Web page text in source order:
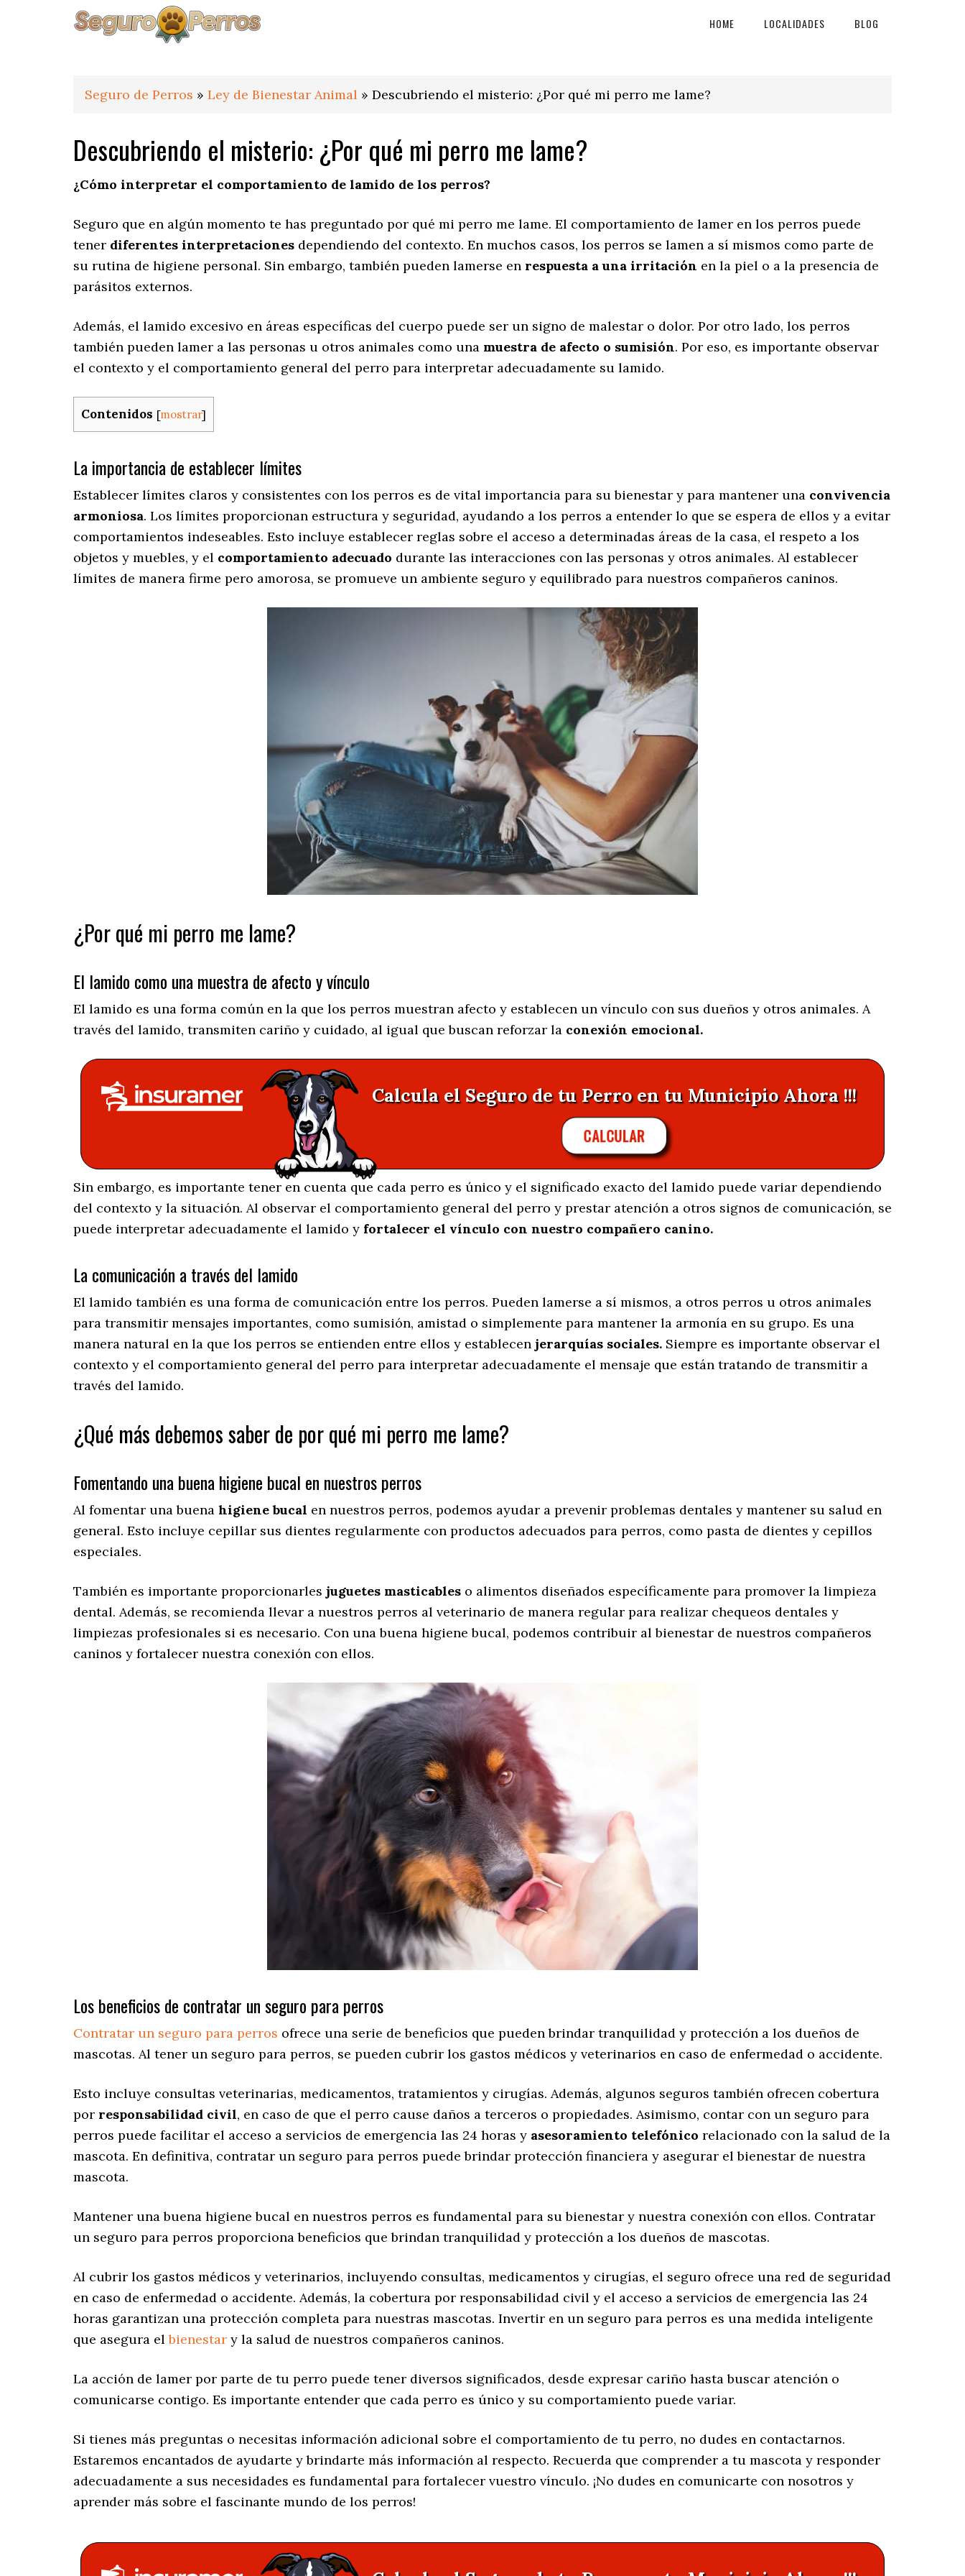
HOME LOCALIDADES BLOG
Seguro de Perros » Ley de Bienestar Animal » Descubriendo el misterio: ¿Por qué mi perro me lame?
Descubriendo el misterio: ¿Por qué mi perro me lame?
¿Cómo interpretar el comportamiento de lamido de los perros?
Seguro que en algún momento te has preguntado por qué mi perro me lame. El comportamiento de lamer en los perros puede
tener diferentes interpretaciones dependiendo del contexto. En muchos casos, los perros se lamen a sí mismos como parte de
su rutina de higiene personal. Sin embargo, también pueden lamerse en respuesta a una irritación en la piel o a la presencia de
parásitos externos.
Además, el lamido excesivo en áreas específicas del cuerpo puede ser un signo de malestar o dolor. Por otro lado, los perros
también pueden lamer a las personas u otros animales como una muestra de afecto o sumisión. Por eso, es importante observar
el contexto y el comportamiento general del perro para interpretar adecuadamente su lamido.
Contenidos [mostrar]
La importancia de establecer límites
Establecer límites claros y consistentes con los perros es de vital importancia para su bienestar y para mantener una convivencia
armoniosa. Los límites proporcionan estructura y seguridad, ayudando a los perros a entender lo que se espera de ellos y a evitar
comportamientos indeseables. Esto incluye establecer reglas sobre el acceso a determinadas áreas de la casa, el respeto a los
objetos y muebles, y el comportamiento adecuado durante las interacciones con las personas y otros animales. Al establecer
límites de manera firme pero amorosa, se promueve un ambiente seguro y equilibrado para nuestros compañeros caninos.
¿Por qué mi perro me lame?
El lamido como una muestra de afecto y vínculo
El lamido es una forma común en la que los perros muestran afecto y establecen un vínculo con sus dueños y otros animales. A
través del lamido, transmiten cariño y cuidado, al igual que buscan reforzar la conexión emocional.
Calcula el Seguro de tu Perro en tu Municipio Ahora !!!
CALCULAR
Sin embargo, es importante tener en cuenta que cada perro es único y el significado exacto del lamido puede variar dependiendo
del contexto y la situación. Al observar el comportamiento general del perro y prestar atención a otros signos de comunicación, se
puede interpretar adecuadamente el lamido y fortalecer el vínculo con nuestro compañero canino.
La comunicación a través del lamido
El lamido también es una forma de comunicación entre los perros. Pueden lamerse a sí mismos, a otros perros u otros animales
para transmitir mensajes importantes, como sumisión, amistad o simplemente para mantener la armonía en su grupo. Es una
manera natural en la que los perros se entienden entre ellos y establecen jerarquías sociales. Siempre es importante observar el
contexto y el comportamiento general del perro para interpretar adecuadamente el mensaje que están tratando de transmitir a
través del lamido.
¿Qué más debemos saber de por qué mi perro me lame?
Fomentando una buena higiene bucal en nuestros perros
Al fomentar una buena higiene bucal en nuestros perros, podemos ayudar a prevenir problemas dentales y mantener su salud en
general. Esto incluye cepillar sus dientes regularmente con productos adecuados para perros, como pasta de dientes y cepillos
especiales.
También es importante proporcionarles juguetes masticables o alimentos diseñados específicamente para promover la limpieza
dental. Además, se recomienda llevar a nuestros perros al veterinario de manera regular para realizar chequeos dentales y
limpiezas profesionales si es necesario. Con una buena higiene bucal, podemos contribuir al bienestar de nuestros compañeros
caninos y fortalecer nuestra conexión con ellos.
Los beneficios de contratar un seguro para perros
Contratar un seguro para perros ofrece una serie de beneficios que pueden brindar tranquilidad y protección a los dueños de
mascotas. Al tener un seguro para perros, se pueden cubrir los gastos médicos y veterinarios en caso de enfermedad o accidente.
Esto incluye consultas veterinarias, medicamentos, tratamientos y cirugías. Además, algunos seguros también ofrecen cobertura
por responsabilidad civil, en caso de que el perro cause daños a terceros o propiedades. Asimismo, contar con un seguro para
perros puede facilitar el acceso a servicios de emergencia las 24 horas y asesoramiento telefónico relacionado con la salud de la
mascota. En definitiva, contratar un seguro para perros puede brindar protección financiera y asegurar el bienestar de nuestra
mascota.
Mantener una buena higiene bucal en nuestros perros es fundamental para su bienestar y nuestra conexión con ellos. Contratar
un seguro para perros proporciona beneficios que brindan tranquilidad y protección a los dueños de mascotas.
Al cubrir los gastos médicos y veterinarios, incluyendo consultas, medicamentos y cirugías, el seguro ofrece una red de seguridad
en caso de enfermedad o accidente. Además, la cobertura por responsabilidad civil y el acceso a servicios de emergencia las 24
horas garantizan una protección completa para nuestras mascotas. Invertir en un seguro para perros es una medida inteligente
que asegura elbienestar y la salud de nuestros compañeros caninos.
La acción de lamer por parte de tu perro puede tener diversos significados, desde expresar cariño hasta buscar atención o
comunicarse contigo. Es importante entender que cada perro es único y su comportamiento puede variar.
Si tienes más preguntas o necesitas información adicional sobre el comportamiento de tu perro, no dudes en contactarnos.
Estaremos encantados de ayudarte y brindarte más información al respecto. Recuerda que comprender a tu mascota y responder
adecuadamente a sus necesidades es fundamental para fortalecer vuestro vínculo. ¡No dudes en comunicarte con nosotros y
aprender más sobre el fascinante mundo de los perros!